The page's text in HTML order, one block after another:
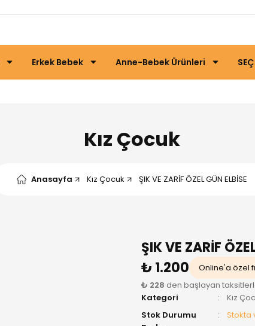
Erkek Bebek Anne-Bebek Ürünleri
Kız Çocuk
Anasayfa Kız Çocuk ŞIK VE ZARİF ÖZEL GÜN ELBİSE
ŞIK VE ZARİF
₺ 1.200
Online'a özel
₺ 228 den başlayan
Kategori
Kız
Stok Durumu
Stokta